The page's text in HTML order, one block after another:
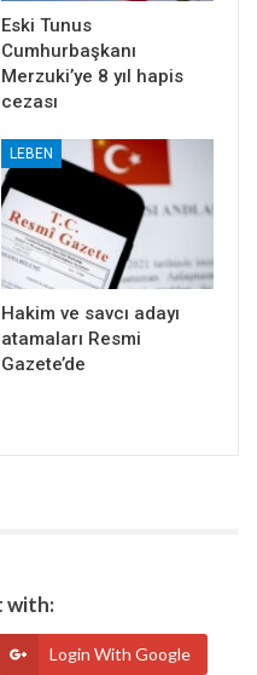
Eski Tunus
Cumhurbaşkanı
Merzuki’ye 8 yıl hapis
cezası
LEBEN
Hakim ve savcı adayı
atamaları Resmi
Gazete’de
with:
Login With Google